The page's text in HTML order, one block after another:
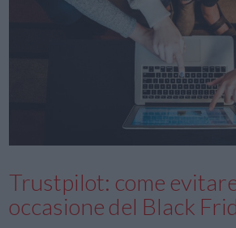
Trustpilot: come
occasione del Black